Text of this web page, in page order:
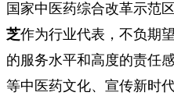
国家中医药综合改革示范
芝作为行业代表，不负期
的服务水平和高度的责任
等中医药文化、宣传新时